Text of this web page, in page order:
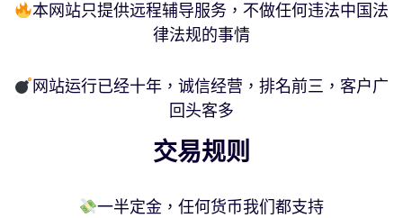
本网站只提供远程辅导服务，不做任何违法中国法
律法规的事情
网站运行已经十年，诚信经营，排名前三，客户广
回头客多
交易规则
一半定金，任何货币我们都支持